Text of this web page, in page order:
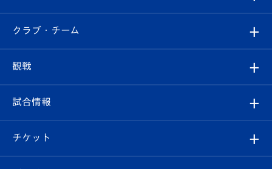
すべて
クラブ
試合情報
クラブ・チーム
クラブ概要
エンブレム紹介
観戦
観戦ルール
はじめての観戦ガイド
試合情報
試合日程/結果
チケット